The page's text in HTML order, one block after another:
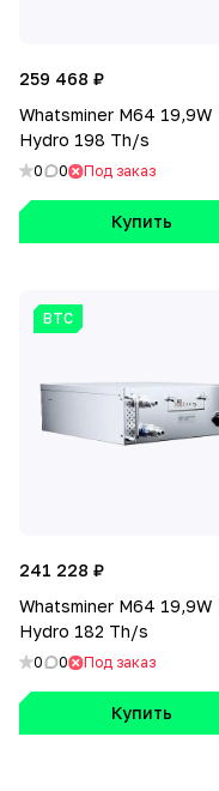
259 468 ₽
Whatsminer M64 19,9W
Hydro 198 Th/s
0 0 Под заказ
Купить
BTC
241 228 ₽
Whatsminer M64 19,9W
Hydro 182 Th/s
0 0 Под заказ
Купить